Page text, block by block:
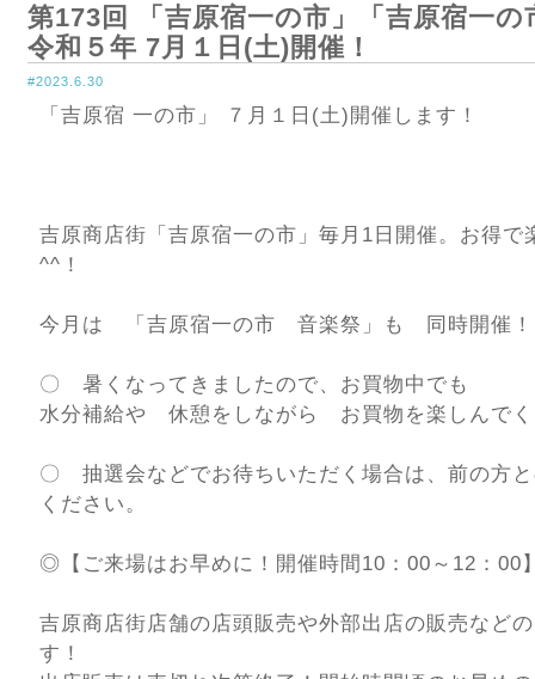
第173回 「吉原宿一の市」「吉原宿一の
令和５年 7月１日(土)開催！
#2023.6.30
「吉原宿 一の市」 ７月１日(土)開催します！
吉原商店街「吉原宿一の市」毎月1日開催。お得で
^^！
今月は 「吉原宿一の市 音楽祭」も 同時開催！
〇 暑くなってきましたので、お買物中でも
水分補給や 休憩をしながら お買物を楽しんで
〇 抽選会などでお待ちいただく場合は、前の方
ください。
◎【ご来場はお早めに！開催時間10：00～12：00
吉原商店街店舗の店頭販売や外部出店の販売など
す！